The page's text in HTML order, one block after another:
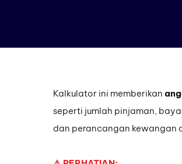
Kalkulator ini memberikan
seperti jumlah pinjaman,
dan perancangan kewangan